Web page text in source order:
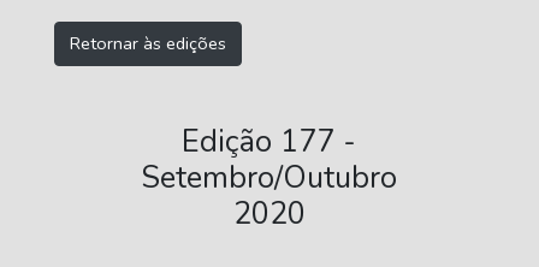
Retornar às edições
Edição 177 -
Setembro/Outubro
2020